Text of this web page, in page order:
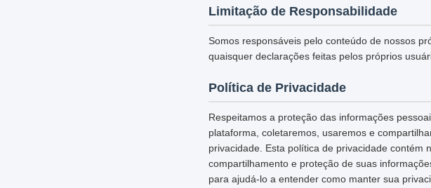
Limitação de Responsabilidade
Somos responsáveis pelo conteúdo de nossos
quaisquer declarações feitas pelos próprios
Política de Privacidade
Respeitamos a proteção das informações
plataforma, coletaremos, usaremos e
privacidade. Esta política de privacidade contém
compartilhamento e proteção de suas
para ajudá-lo a entender como manter sua